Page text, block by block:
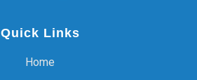
Quick Links
Home